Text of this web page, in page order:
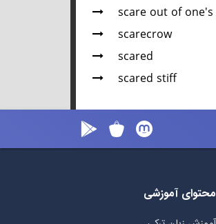
scare out of one's
scarecrow
scared
scared stiff
محتوای آموزشی